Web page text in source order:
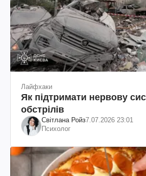
Лайфхаки
Як підтримати нервову
обстрілів
Світлана Ройз7.07.2026 23:01
Психолог